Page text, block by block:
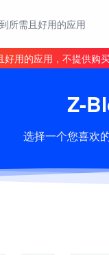
所需且好用的应用
用的应用，不提供购
Z-
选择一个您喜欢